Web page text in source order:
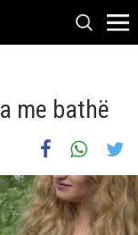
me bathë